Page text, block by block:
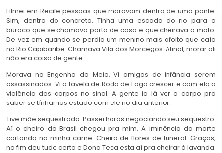
Filmei em Recife pessoas que moravam dentro de uma ponte.
Sim, dentro do concreto. Tinha uma escada do rio para o
buraco que se chamava porta de casa e que cheirava a mofo.
De vez em quando se perdia um menino mais afoito que caía
no Rio Capibaribe. Chamava Vila dos Morcegos. Afinal, morar ali
não era coisa de gente.
Morava no Engenho do Meio. Vi amigos de infância serem
assassinados. Vi a favela de Roda de Fogo crescer e com ela a
violência dos corpos no sinal. A gente ia lá ver o corpo pra
saber se tínhamos estado com ele no dia anterior.
Tive mãe sequestrada. Passei horas negociando seu sequestro.
Aí o cheiro do Brasil chegou pra mim. A iminência da morte
cortando na minha carne. Cheiro de flores de funeral. Graças,
no fim deu tudo certo e Dona Teca esta aí pra cheirar à lavanda.